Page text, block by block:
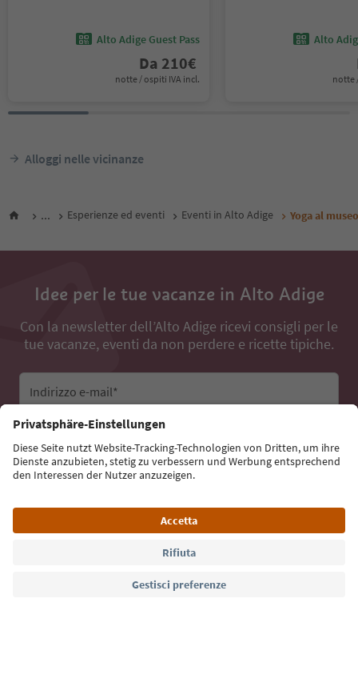
Alto Adige Guest Pass
Da 210€
notte / ospiti IVA incl.
Alto
notte
Alloggi nelle vicinanze
... Esperienze ed eventi Eventi in Alto Adige Yoga al museo
Idee per le tue vacanze in Alto Adige
Con la newsletter dell’Alto Adige ricevi consigli per le
tue vacanze, eventi da non perdere e ricette tipiche.
Indirizzo e-mail*
Iscriviti alla newsletter